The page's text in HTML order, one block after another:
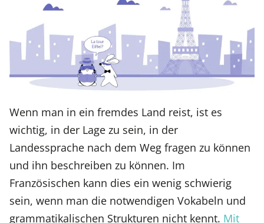
Wenn man in ein fremdes Land reist, ist es
wichtig, in der Lage zu sein, in der
Landessprache nach dem Weg fragen zu können
und ihn beschreiben zu können. Im
Französischen kann dies ein wenig schwierig
sein, wenn man die notwendigen Vokabeln und
grammatikalischen Strukturen nicht kennt. Mit